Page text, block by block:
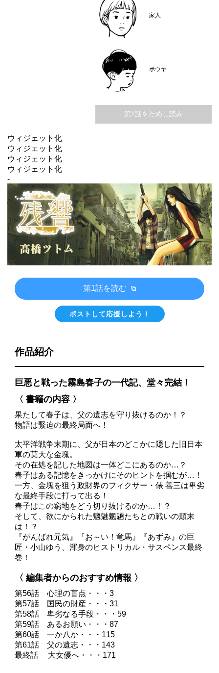
家人
ボウヤ
第1話をためし読み
ウィジェット化
ウィジェット化
ウィジェット化
ウィジェット化
-
第1話を読む
ポストして応援しよう！
作品紹介
巨悪と戦った霧島春子の一代記、堂々完結！
〈 書籍の内容 〉
果たして春子は、父の遺志を守り抜けるのか！？
物語は緊迫の最終局面へ！
太平洋戦争末期に、父が日本のどこかに隠した旧日本
軍の莫大な金塊。
その在処を記した地図は一体どこにあるのか…？
春子はある記憶をきっかけにそのヒントを掴むが…！
一方、金塊を狙う政財界のフィクサー・俵 善三は卑劣
な最終手段に打って出る！
春子はこの窮地をどう切り抜けるのか…！？
そして、欲にかられた魑魅魍魎たちとの戦いの顛末
は！？
『がんばれ元気』『お～い！竜馬』『あずみ』の巨
匠・小山ゆう、渾身のヒストリカル・サスペンス最終
巻！
〈 編集者からのおすすめ情報 〉
第56話 心理の盲点・・・3
第57話 国民の財産・・・31
第58話 卑劣なる手段・・・59
第59話 あるお願い・・・87
第60話 一か八か・・・115
第61話 父の遺志・・・143
最終話 大女優へ・・・171